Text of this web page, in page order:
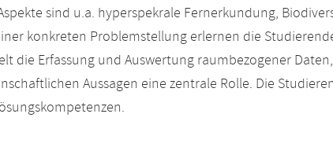
sind u.a. hyperspekrale Fernerkundung,
konkreten Problemstellung erlernen die
die Erfassung und Auswertung raumbezogener
Aussagen eine zentrale Rolle. Die